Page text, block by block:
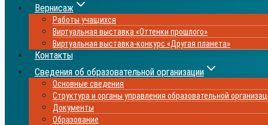
Вернисаж
Работы учащихся
Виртуальная выставка «Оттенки прошлого»
Виртуальная выставка-конкурс «Другая планета»
Контакты
Сведения об образовательной организации
Основные сведения
Структура и органы управления образовательной
Документы
Образование